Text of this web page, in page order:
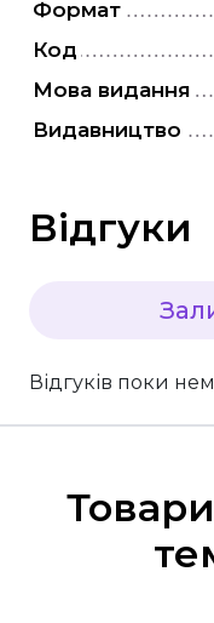
Формат
Код
Мова видання
Видавництво
Відгуки
Відгуків поки